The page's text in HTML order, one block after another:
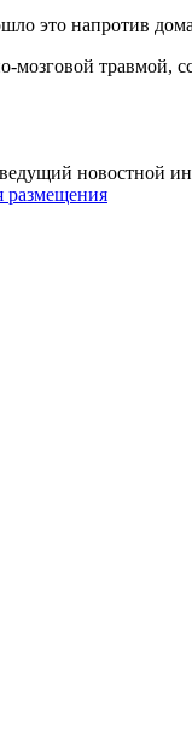
это напротив
мозговой травмой,
новостной
размещения